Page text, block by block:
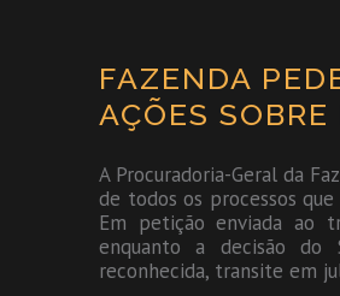
FAZENDA
AÇÕES
A Procuradoria-Geral da
de todos os processos
Em petição enviada ao
enquanto a decisão do
reconhecida, transite em